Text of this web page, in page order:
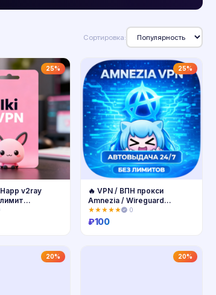
Сортировка:
25%
v2ray
25%
🔥 VPN / ВПН прокси
Amnezia / Wireguard
Германия от 3 дней —
быстрый анонимный VPN
★★★★★ 0
₽100
20% 20%